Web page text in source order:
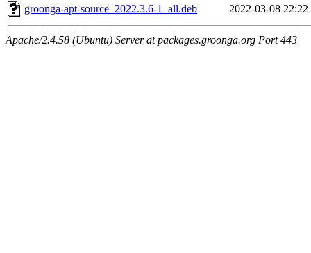
groonga-apt-source_2022.3.6-1_all.deb
2022-03-08 22:22
Apache/2.4.58 (Ubuntu) Server at packages.groonga.org Port 443